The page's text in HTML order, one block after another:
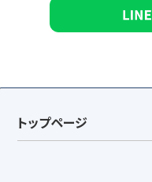
トップページ